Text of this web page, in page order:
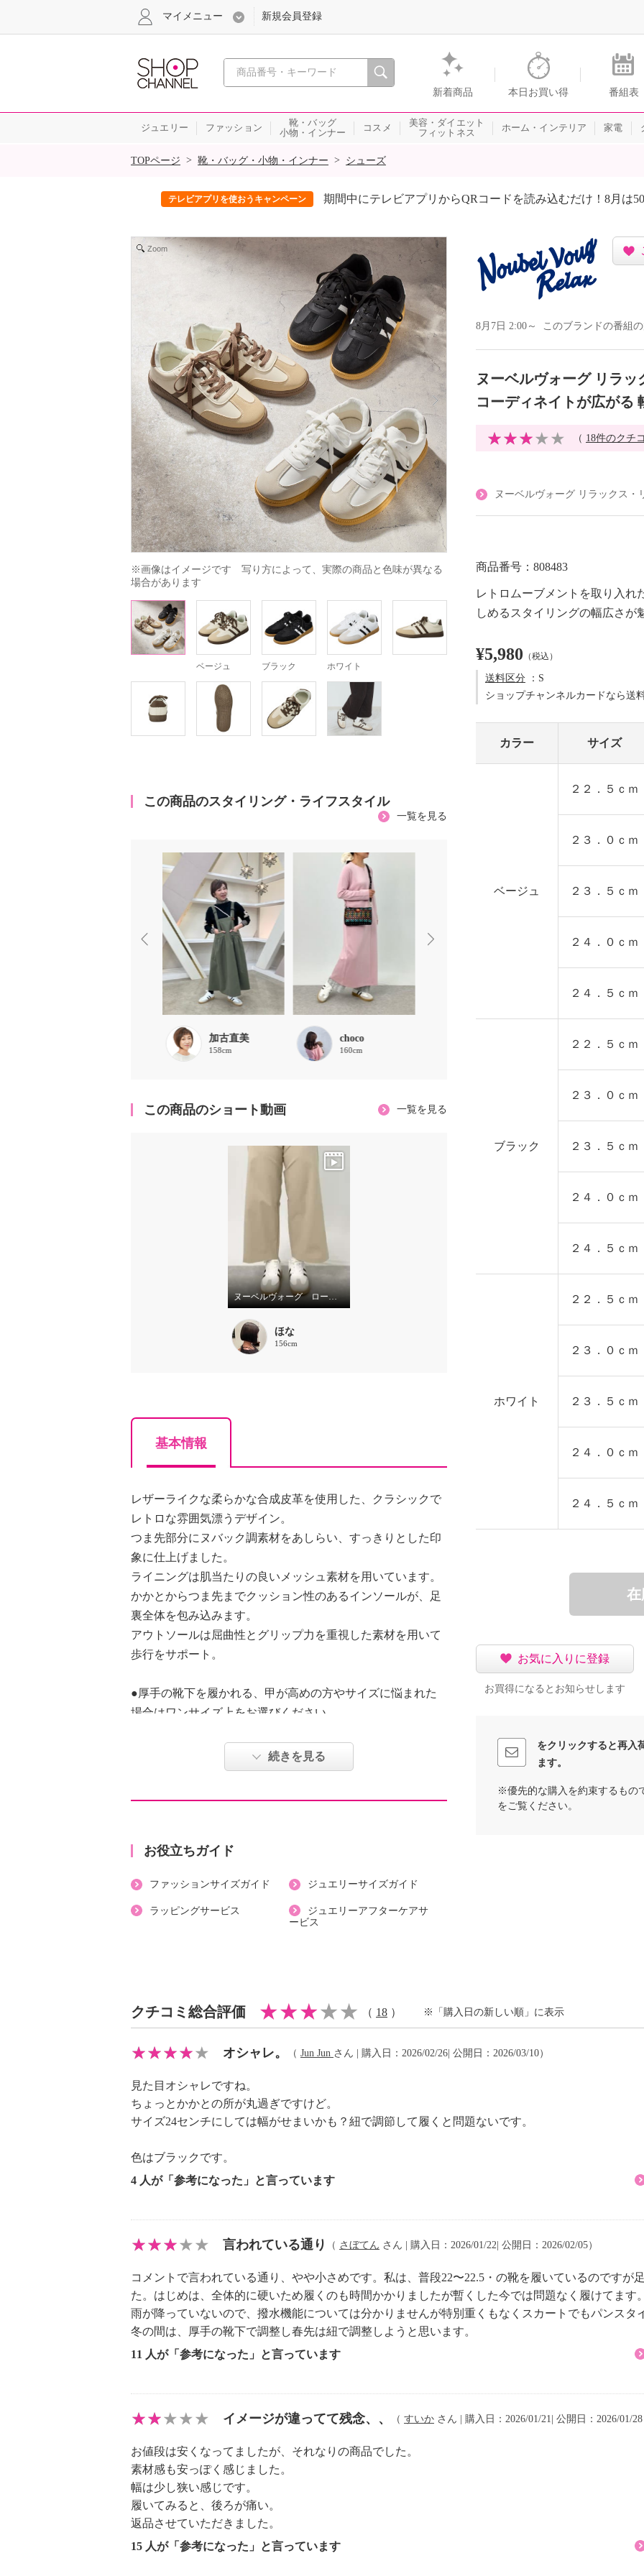
心おどる、瞬間を。通販・テレビショッピングのショップチャンネル
新着商品 本日お買い得 番組表
マイメニュー 新規会員登録
ジュエリー ファッション
靴・バッグ
小物・インナー
コスメ
美容・ダイエット
フィットネス
ホーム・インテリア 家電
SALE
TOPページ > 靴・バッグ・小物・インナー > シューズ
テレビアプリを使おうキャンペーン 期間中にテレビアプリからQRコードを読み込むだけ！8月は
Zoom
※画像はイメージです　写り方によって、実際の商品と色味が異なる
場合があります
ベージュ ブラック ホワイト
この商品のスタイリング・ライフスタイル
一覧を見る
加古直美
158cm
choco
160cm
せとか
157cm
この商品のショート動画 一覧を見る
ヌーベルヴォーグ ローカットスニーカー☆
ほな
156cm
基本情報
レザーライクな柔らかな合成皮革を使用した、クラシックで
レトロな雰囲気漂うデザイン。
つま先部分にヌバック調素材をあしらい、すっきりとした印
象に仕上げました。
ライニングは肌当たりの良いメッシュ素材を用いています。
かかとからつま先までクッション性のあるインソールが、足
裏全体を包み込みます。
アウトソールは屈曲性とグリップ力を重視した素材を用いて
歩行をサポート。
●厚手の靴下を履かれる、甲が高めの方やサイズに悩まれた
場合はワンサイズ上をお選びください
・内側：ポリエステル
【サイズ（ワイズ）】
・３Ｅ
・高低差：約１ｃｍ
【重さ】
【原産国（地）】
・中国製
続きを見る
お役立ちガイド
ファッションサイズガイド ジュエリーサイズガイド
ラッピングサービス
ジュエリーアフターケアサ
ービス
8月7日 2:00～ このブランドの番組
ヌーベルヴォーグ リラ
コーディネイトが広がる
（ 18件のクチ
ヌーベルヴォーグ リラックス
商品番号：808483
レトロムーブメントを取り入れ
しめるスタイリングの幅広さが
¥5,980 （税込）
送料区分 ：S
ショップチャンネルカードなら送
カラー サイズ
ベージュ
２２．５ｃｍ
２３．０ｃｍ
２３．５ｃｍ
２４．０ｃｍ
２４．５ｃｍ
ブラック
２２．５ｃｍ
２３．０ｃｍ
２３．５ｃｍ
２４．０ｃｍ
２４．５ｃｍ
ホワイト
２２．５ｃｍ
２３．０ｃｍ
２３．５ｃｍ
２４．０ｃｍ
２４．５ｃｍ
在
お気に入りに登録
お買得になるとお知らせします
をクリックすると再入
ます。
※優先的な購入を約束するもの
をご覧ください。
クチコミ総合評価 （ 18 ） ※「購入日の新しい順」に表示
オシャレ。 （ Jun Jun さん | 購入日：2026/02/26| 公開日：2026/03/10）
見た目オシャレですね。
ちょっとかかとの所が丸過ぎですけど。
サイズ24センチにしては幅がせまいかも？紐で調節して履くと問題ないです。
色はブラックです。
4 人が「参考になった」と言っています
言われている通り （ さぼてん さん | 購入日：2026/01/22| 公開日：2026/02/05）
コメントで言われている通り、やや小さめです。私は、普段22〜22.5・の靴を履いているのですが
た。はじめは、全体的に硬いため履くのも時間かかりましたが暫くした今では問題なく履けてます
雨が降っていないので、撥水機能については分かりませんが特別重くもなくスカートでもパンスタ
冬の間は、厚手の靴下で調整し春先は紐で調整しようと思います。
11 人が「参考になった」と言っています
イメージが違ってて残念、、 （ すいか さん | 購入日：2026/01/21| 公開日：2026/01/
お値段は安くなってましたが、それなりの商品でした。
素材感も安っぽく感じました。
幅は少し狭い感じです。
履いてみると、後ろが痛い。
返品させていただきました。
15 人が「参考になった」と言っています